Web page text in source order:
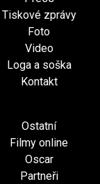
Tiskové zprávy
Foto
Video
Loga a soška
Kontakt
Ostatní
Filmy online
Oscar
Partneři